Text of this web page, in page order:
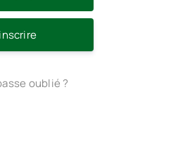
oublié ?